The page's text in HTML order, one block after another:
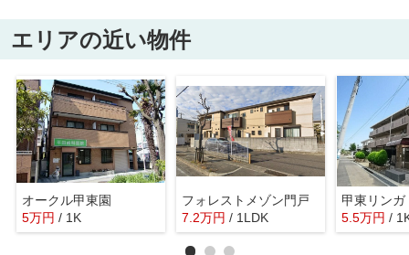
エリアの近い物件
オークル甲東園
5万円 / 1K
フォレストメゾン門戸
7.2万円 / 1LDK
甲東リンガ
5.5万円 /